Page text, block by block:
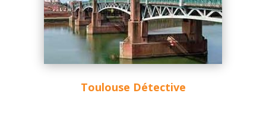
Toulouse Détective